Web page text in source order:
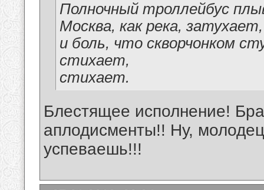
Полночный троллейбус
Москва, как река, затухает,
и боль, что скворчонком
стихает,
стихает.
Блестящее исполнение!
аплодисменты!! Ну,
успеваешь!!!